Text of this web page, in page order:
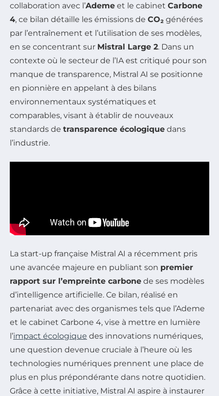
collaboration avec l’Ademe et le cabinet Carbone
4, ce bilan détaille les émissions de CO₂ générées
par l’entraînement et l’utilisation de ses modèles,
en se concentrant sur Mistral Large 2. Dans un
contexte où le secteur de l’IA est critiqué pour son
manque de transparence, Mistral AI se positionne
en pionnière en appelant à des bilans
environnementaux systématiques et
comparables, visant à établir de nouveaux
standards de transparence écologique dans
l’industrie.
La start-up française Mistral AI a récemment pris
une avancée majeure en publiant son premier
rapport sur l’empreinte carbone de ses modèles
d’intelligence artificielle. Ce bilan, réalisé en
partenariat avec des organismes tels que l’Ademe
et le cabinet Carbone 4, vise à mettre en lumière
l’impact écologique des innovations numériques,
une question devenue cruciale à l’heure où les
technologies numériques prennent une place de
plus en plus prépondérante dans notre quotidien.
Grâce à cette initiative, Mistral AI aspire à instaurer